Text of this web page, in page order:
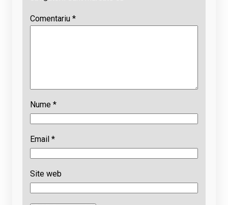
Comentariu *
Nume *
Email *
Site web